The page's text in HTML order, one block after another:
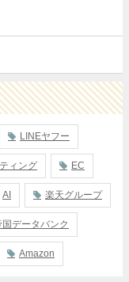
LINEヤフー
ィング EC
AI 楽天グループ
国データバンク
Amazon